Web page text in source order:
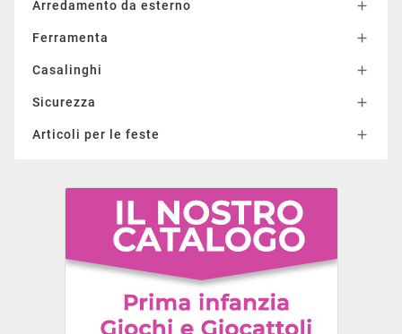
Arredamento da esterno 
Ferramenta 
Casalinghi 
Sicurezza 
Articoli per le feste 